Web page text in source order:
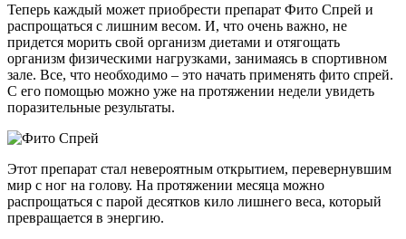
Теперь каждый может приобрести препарат Фито Спрей и
распрощаться с лишним весом. И, что очень важно, не
придется морить свой организм диетами и отягощать
организм физическими нагрузками, занимаясь в спортивном
зале. Все, что необходимо – это начать применять фито спрей.
С его помощью можно уже на протяжении недели увидеть
поразительные результаты.
Этот препарат стал невероятным открытием, перевернувшим
мир с ног на голову. На протяжении месяца можно
распрощаться с парой десятков кило лишнего веса, который
превращается в энергию.